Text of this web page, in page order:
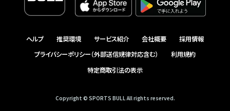
ヘルプ 推奨環境 サービス紹介 会社概要
採用情報
プライバシーポリシー（外部送信規律対応含む）
利用規約
特定商取引法の表示
Copyright © SPORTS BULL All rights reserved.